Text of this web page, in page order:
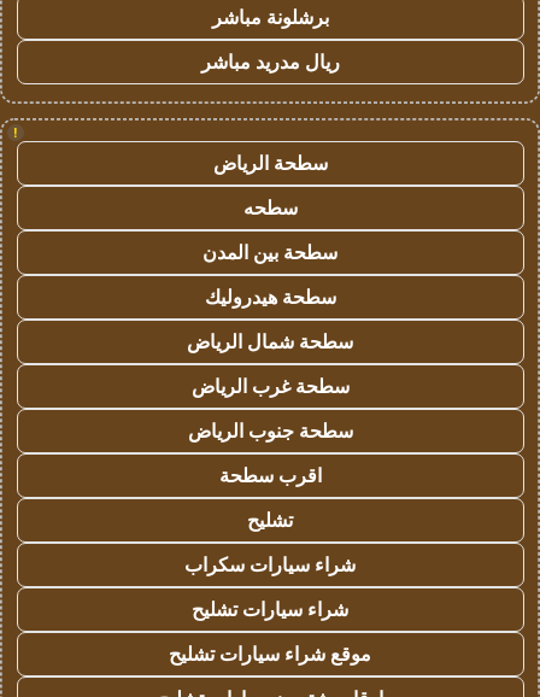
برشلونة مباشر
ريال مدريد مباشر
!
سطحة الرياض
سطحه
سطحة بين المدن
سطحة هيدروليك
سطحة شمال الرياض
سطحة غرب الرياض
سطحة جنوب الرياض
اقرب سطحة
تشليح
شراء سيارات سكراب
شراء سيارات تشليح
موقع شراء سيارات تشليح